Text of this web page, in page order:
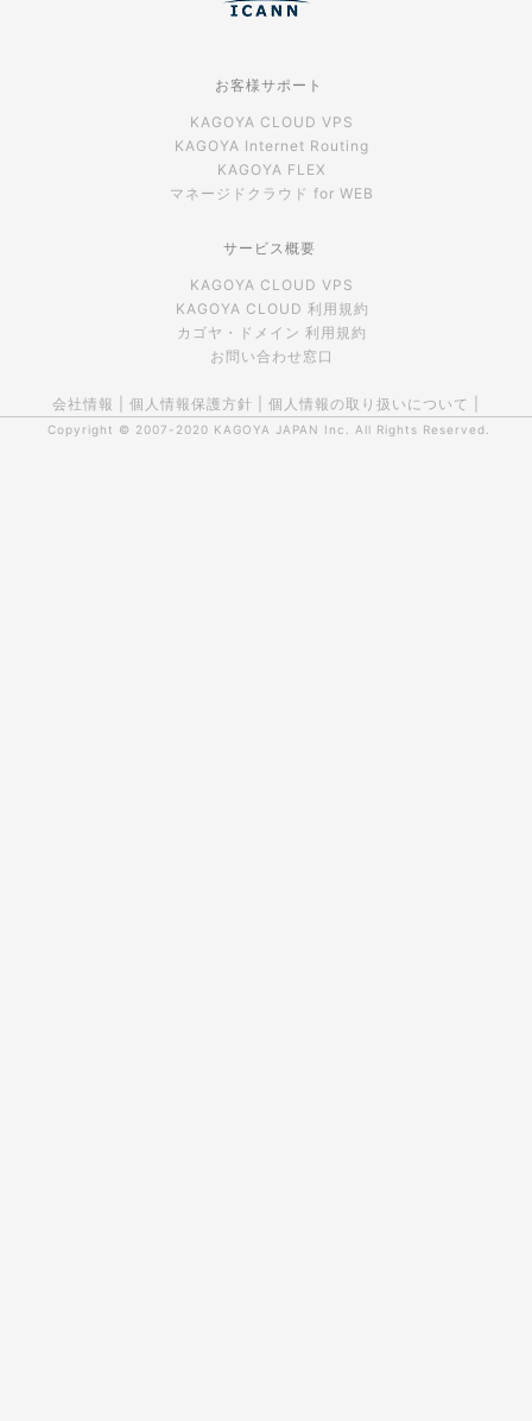
お客様サポート
KAGOYA CLOUD VPS
KAGOYA Internet Routing
KAGOYA FLEX
マネージドクラウド for WEB
サービス概要
KAGOYA CLOUD VPS
KAGOYA CLOUD 利用規約
カゴヤ・ドメイン 利用規約
お問い合わせ窓口
会社情報 個人情報保護方針 個人情報の取り扱いについて
Copyright © 2007-2020 KAGOYA JAPAN Inc. All Rights Reserved.